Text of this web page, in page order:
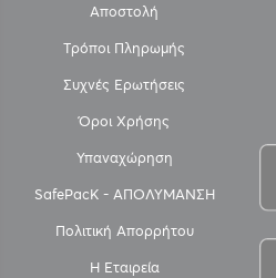
Αποστολή
Τρόποι Πληρωμής
Συχνές Ερωτήσεις
Όροι Χρήσης
Υπαναχώρηση
SafePacK - ΑΠΟΛΥΜΑΝΣΗ
Πολιτική Απορρήτου
Η Εταιρεία